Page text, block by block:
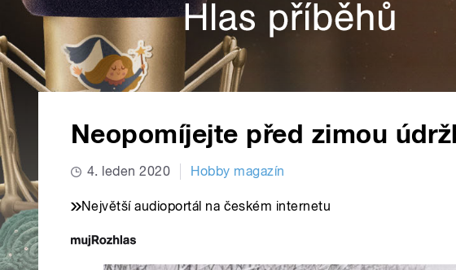
Neopomíjejte před zimou
4. leden 2020 Hobby magazín
Největší audioportál na českém internetu